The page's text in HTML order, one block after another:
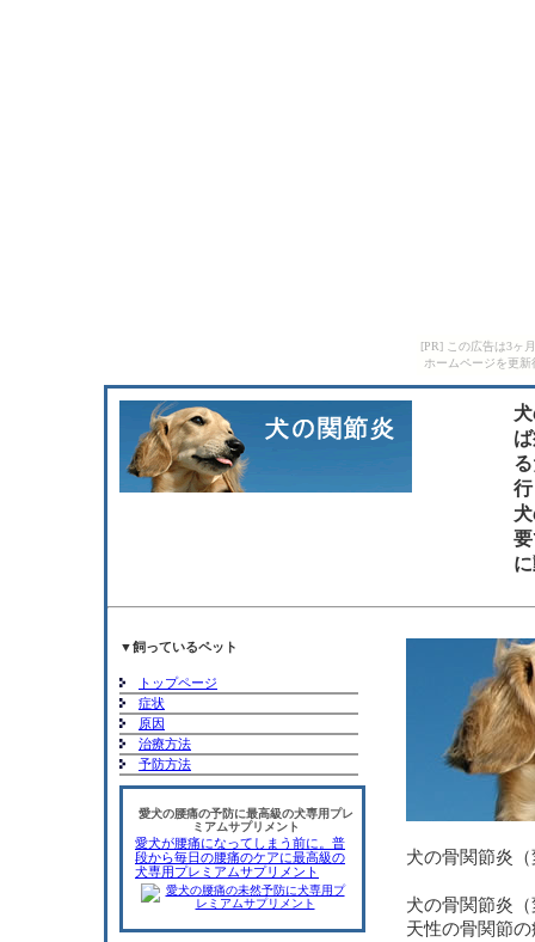
[PR] この広告は3ヶ
ホームページを更
犬の骨関節炎
犬の骨関節炎
天性の骨関節
▼飼っているペット
トップページ
症状
原因
治療方法
予防方法
愛犬の腰痛の予防に最高級の犬専用プレ
ミアムサプリメント
愛犬が腰痛になってしまう前に。普
段から毎日の腰痛のケアに最高級の
犬専用プレミアムサプリメント